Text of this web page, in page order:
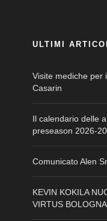
ULTIMI
Visite mediche per
Casarin
Il calendario delle
preseason 2026-
Comunicato Alen
KEVIN KOKILA
VIRTUS